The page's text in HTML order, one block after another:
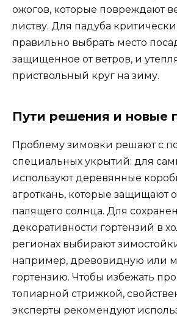
ожогов, которые повреждают
листву. Для падуба
правильно выбрать место
защищенное от ветров, и
приствольный круг на зиму.
Пути решения и новые
Проблему зимовки решают с
специальных укрытий: для
используют деревянные
агроткань, которые защищают
палящего солнца. Для
декоративности гортензий в
регионах выбирают
например, древовидную или
гортензию. Чтобы избежать
топиарной стрижкой,
эксперты рекомендуют